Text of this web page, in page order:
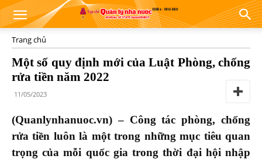
Trang chủ
Một số quy định mới của Luật Phòng, chống
rửa tiền năm 2022
11/05/2023
(Quanlynhanuoc.vn) – Công tác phòng, chống
rửa tiền luôn là một trong những mục tiêu quan
trọng của mỗi quốc gia trong thời đại hội nhập